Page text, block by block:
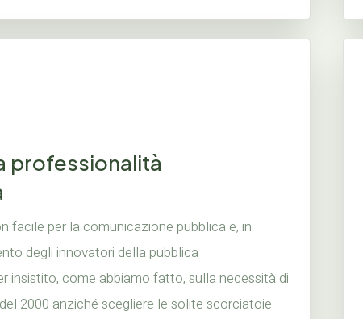
professionalità
facile per la comunicazione pubblica e, in
degli innovatori della pubblica
insistito, come abbiamo fatto, sulla necessità di
2000 anziché scegliere le solite scorciatoie